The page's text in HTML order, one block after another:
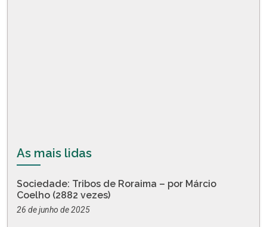
As mais lidas
Sociedade: Tribos de Roraima – por Márcio
Coelho (2882 vezes)
26 de junho de 2025